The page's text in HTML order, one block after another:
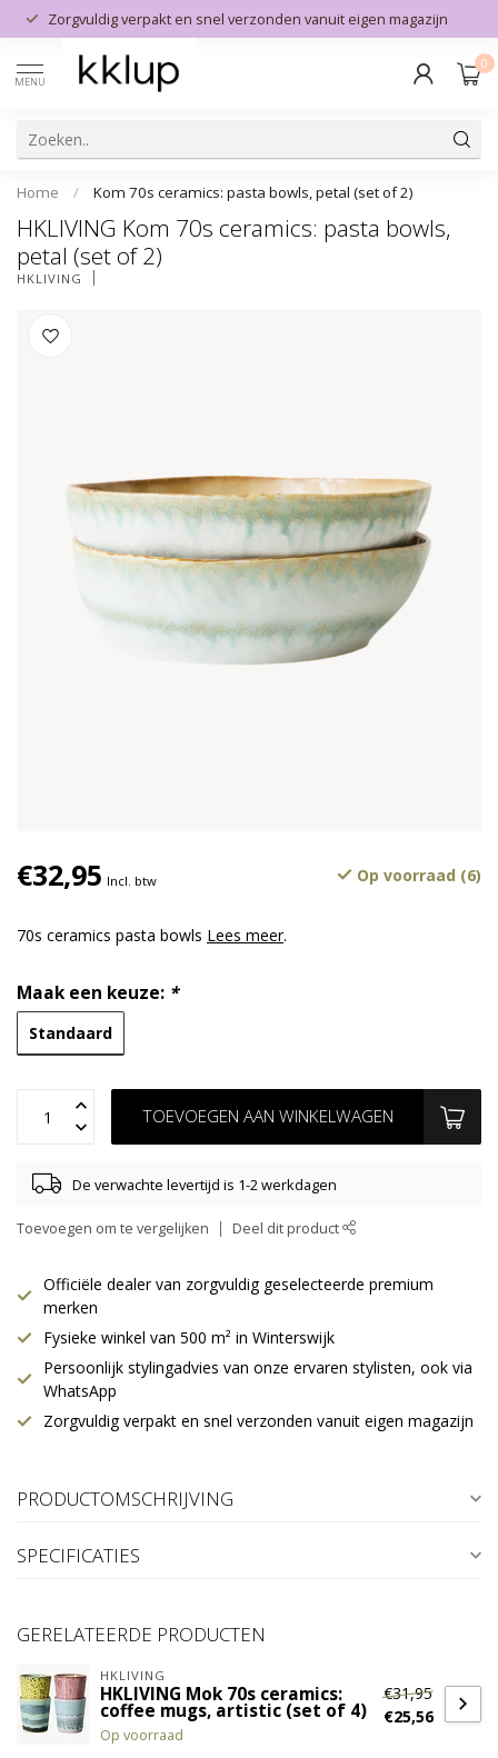
Zorgvuldig verpakt en snel verzonden vanuit eigen magazijn
MENU
0
Home / Kom 70s ceramics: pasta bowls, petal (set of 2)
HKLIVING Kom 70s ceramics: pasta bowls,
petal (set of 2)
HKLIVING
€32,95 Incl. btw Op voorraad (6)
70s ceramics pasta bowls Lees meer.
Maak een keuze: *
Standaard
TOEVOEGEN AAN WINKELWAGEN
De verwachte levertijd is 1-2 werkdagen
Toevoegen om te vergelijken Deel dit product
Officiële dealer van zorgvuldig geselecteerde premium
merken
Fysieke winkel van 500 m² in Winterswijk
Persoonlijk stylingadvies van onze ervaren stylisten, ook via
WhatsApp
Zorgvuldig verpakt en snel verzonden vanuit eigen magazijn
PRODUCTOMSCHRIJVING
SPECIFICATIES
GERELATEERDE PRODUCTEN
HKLIVING
HKLIVING Mok 70s ceramics:
coffee mugs, artistic (set of 4)
Op voorraad
€31,95
€25,56